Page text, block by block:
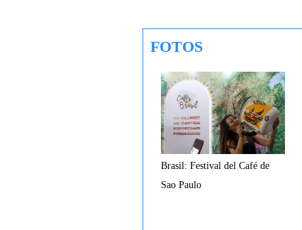
FOTOS
Brasil: Festival del Café de
Sao Paulo